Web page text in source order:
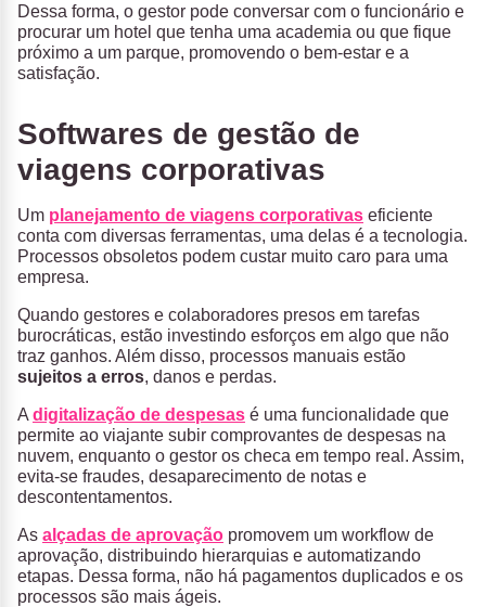
Dessa forma, o gestor pode conversar com o funcionário e
procurar um hotel que tenha uma academia ou que fique
próximo a um parque, promovendo o bem-estar e a
satisfação.
Softwares de gestão de
viagens corporativas
Um planejamento de viagens corporativas eficiente
conta com diversas ferramentas, uma delas é a tecnologia.
Processos obsoletos podem custar muito caro para uma
empresa.
Quando gestores e colaboradores presos em tarefas
burocráticas, estão investindo esforços em algo que não
traz ganhos. Além disso, processos manuais estão
sujeitos a erros, danos e perdas.
A digitalização de despesas é uma funcionalidade que
permite ao viajante subir comprovantes de despesas na
nuvem, enquanto o gestor os checa em tempo real. Assim,
evita-se fraudes, desaparecimento de notas e
descontentamentos.
As alçadas de aprovação promovem um workflow de
aprovação, distribuindo hierarquias e automatizando
etapas. Dessa forma, não há pagamentos duplicados e os
processos são mais ágeis.